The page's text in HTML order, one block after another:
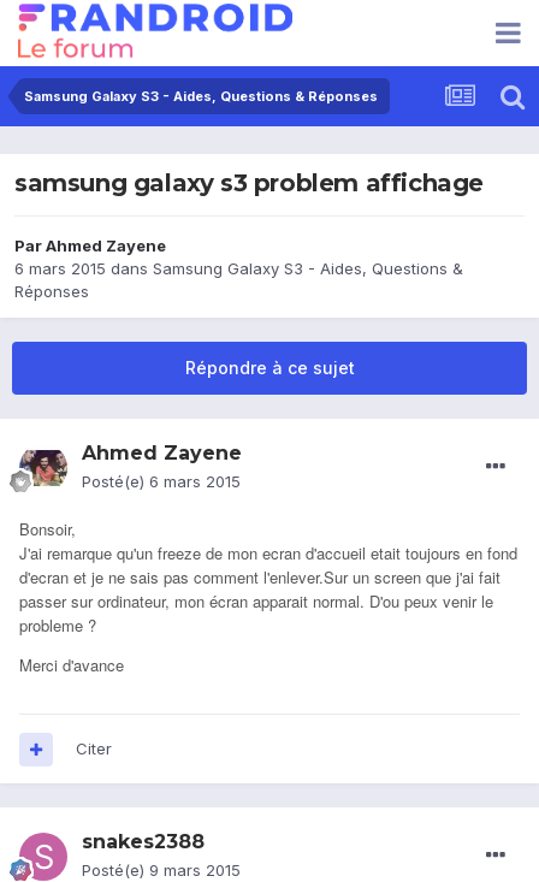
Samsung Galaxy S3 - Aides, Questions & Réponses
samsung galaxy s3 problem affichage
ParAhmed Zayene
6 mars 2015 dans Samsung Galaxy S3 - Aides, Questions &
Réponses
Répondre à ce sujet
Ahmed Zayene
Posté(e) 6 mars 2015
Bonsoir,
J'ai remarque qu'un freeze de mon ecran d'accueil etait toujours en fond
d'ecran et je ne sais pas comment l'enlever.Sur un screen que j'ai fait
passer sur ordinateur, mon écran apparait normal. D'ou peux venir le
probleme ?
Merci d'avance
Citer
snakes2388
Posté(e) 9 mars 2015